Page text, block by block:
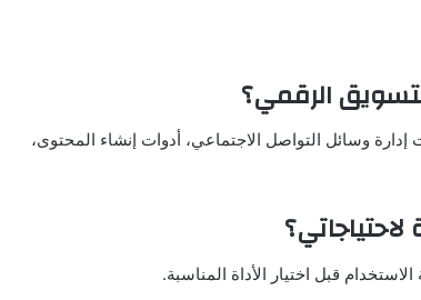
الرقمي؟
إدارة وسائل التواصل الاجتماعي، أدوات إنشاء المحتوى،
قبل اختيار الأداة المناسبة.